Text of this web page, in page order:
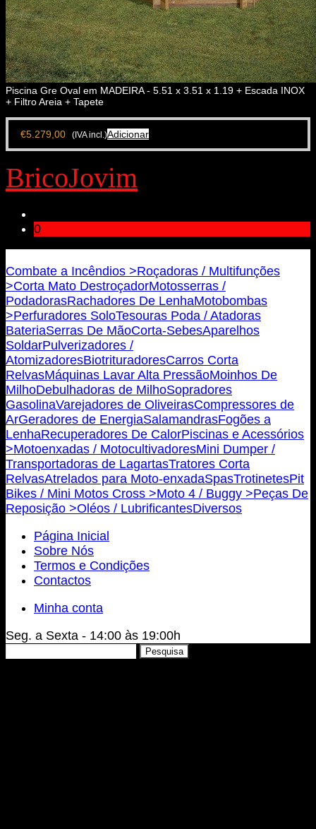
Piscina Gre Oval em MADEIRA - 5.51 x 3.51 x 1.19 + Escada INOX
+ Filtro Areia + Tapete
€5.279,00 (IVA incl.)Adicionar
BricoJovim
0
Combate a Incêndios >Roçadoras / Multifunções
>Corta Mato DestroçadorMotosserras /
PodadorasRachadores De LenhaMotobombas
>Perfuradores SoloTesouras Poda / Atadoras
BateriaSerras De MãoCorta-SebesAparelhos
SoldarPulverizadores /
AtomizadoresBiotrituradoresCarros Corta
RelvasMáquinas Lavar Alta PressãoMoinhos De
MilhoDebulhadoras de MilhoSopradores
GasolinaVarejadores de OliveirasCompressores de
ArGeradores de EnergiaSalamandrasFogões a
LenhaRecuperadores De CalorPiscinas e Acessórios
>Motoenxadas / MotocultivadoresMini Dumper /
Transportadoras de LagartasTratores Corta
RelvasAtrelados para Moto-enxadaSpasTrotinetesPit
Bikes / Mini Motos Cross >Moto 4 / Buggy >Peças De
Reposição >Oléos / LubrificantesDiversos
Página Inicial
Sobre Nós
Termos e Condições
Contactos
Minha conta
Seg. a Sexta - 14:00 às 19:00h
Pesquisa